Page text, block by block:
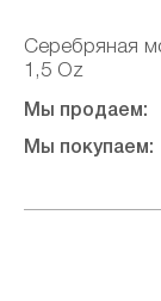
Серебряная
1,5 Oz
Мы продаем:
Мы покупаем: